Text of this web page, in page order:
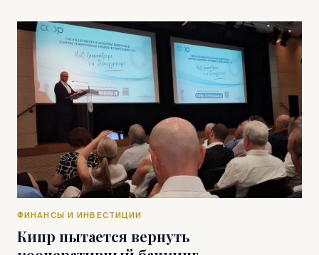
ФИНАНСЫ И ИНВЕСТИЦИИ
Кипр пытается вернуть